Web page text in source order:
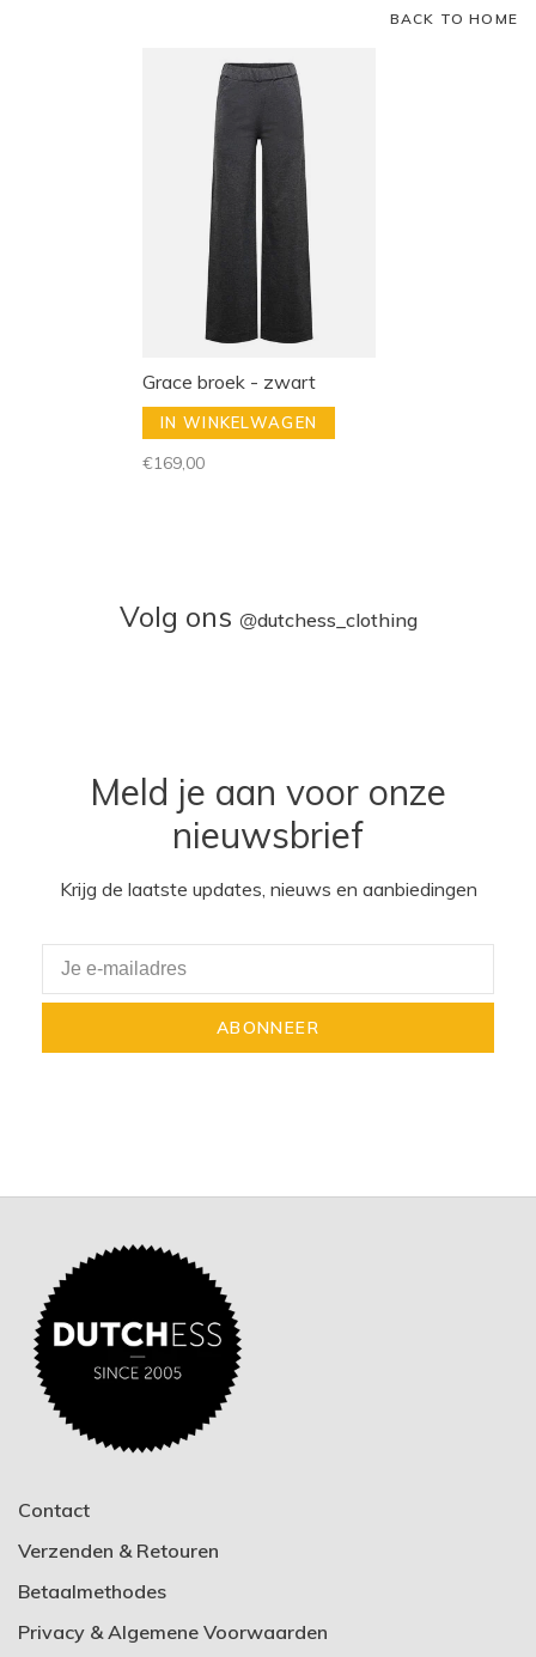
BACK TO HOME
Grace broek - zwart
IN WINKELWAGEN
€169,00
Volg ons @dutchess_clothing
Meld je aan voor onze
nieuwsbrief
Krijg de laatste updates, nieuws en aanbiedingen
ABONNEER
Contact
Verzenden & Retouren
Betaalmethodes
Privacy & Algemene Voorwaarden